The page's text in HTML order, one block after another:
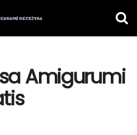
Amigurumi